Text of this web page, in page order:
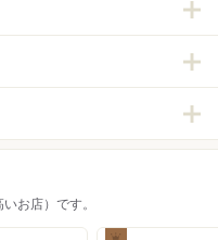
お店）です。